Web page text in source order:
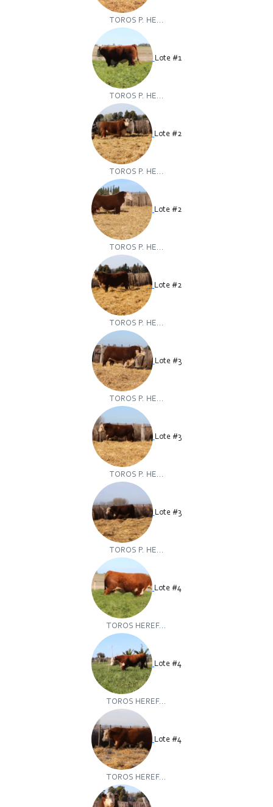
TOROS P. HE...
Lote #1
TOROS P. HE...
Lote #2
TOROS P. HE...
Lote #2
TOROS P. HE...
Lote #2
TOROS P. HE...
Lote #3
TOROS P. HE...
Lote #3
TOROS P. HE...
Lote #3
TOROS P. HE...
Lote #4
TOROS HEREF...
Lote #4
TOROS HEREF...
Lote #4
TOROS HEREF...